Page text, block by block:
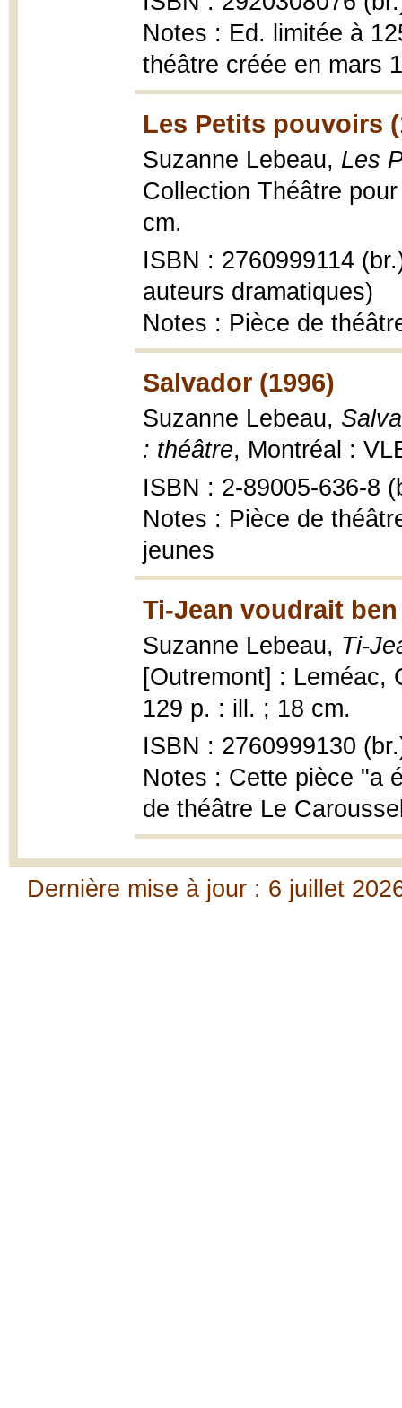
Notes : Ed. limitée à
théâtre créée en mars
Les Petits pouvoirs
Suzanne Lebeau, Les
Collection Théâtre
cm.
ISBN : 2760999114
auteurs dramatiques)
Notes : Pièce de
Salvador (1996)
Suzanne Lebeau,
: théâtre, Montréal :
ISBN : 2-89005-636-8
Notes : Pièce de
jeunes
Ti-Jean voudrait
Suzanne Lebeau, Ti-
[Outremont] : Leméac,
129 p. : ill. ; 18 cm.
ISBN : 2760999130
Notes : Cette pièce "a
de théâtre Le
Dernière mise à jour : 6 juillet